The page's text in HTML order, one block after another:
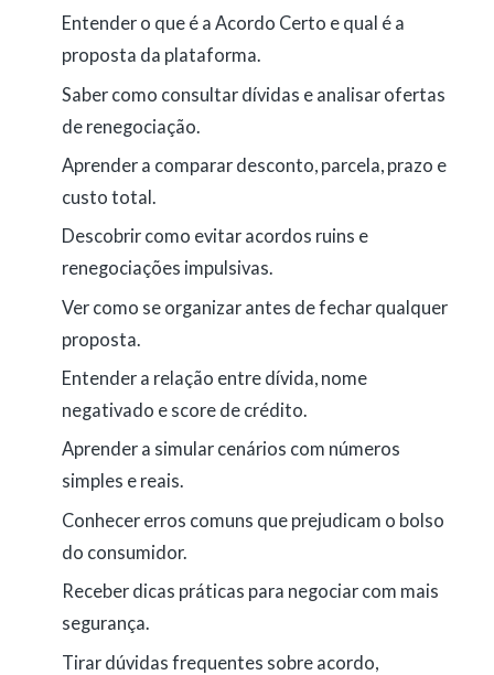
Entender o que é a Acordo Certo e qual é a
proposta da plataforma.
Saber como consultar dívidas e analisar ofertas
de renegociação.
Aprender a comparar desconto, parcela, prazo e
custo total.
Descobrir como evitar acordos ruins e
renegociações impulsivas.
Ver como se organizar antes de fechar qualquer
proposta.
Entender a relação entre dívida, nome
negativado e score de crédito.
Aprender a simular cenários com números
simples e reais.
Conhecer erros comuns que prejudicam o bolso
do consumidor.
Receber dicas práticas para negociar com mais
segurança.
Tirar dúvidas frequentes sobre acordo,